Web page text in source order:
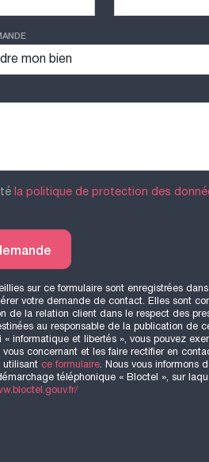
la politique de protection des
sur ce formulaire sont enregistrées
votre demande de contact. Elles sont
de la relation client dans le respect des
au responsable de la publication de
informatique et libertés », vous pouvez
concernant et les faire rectifier en
utilisant ce formulaire. Nous vous informons
téléphonique « Bloctel », sur